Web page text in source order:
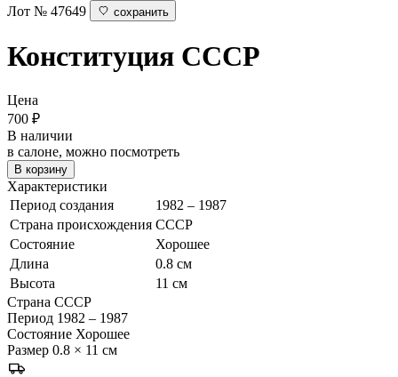
Лот № 47649
сохранить
Конституция СССР
Цена
700 ₽
В наличии
в салоне, можно посмотреть
В корзину
Характеристики
Период создания
1982 – 1987
Страна происхождения СССР
Состояние
Хорошее
Длина
0.8 см
Высота
11 см
Страна СССР
Период 1982 – 1987
Состояние Хорошее
Размер 0.8 × 11 см